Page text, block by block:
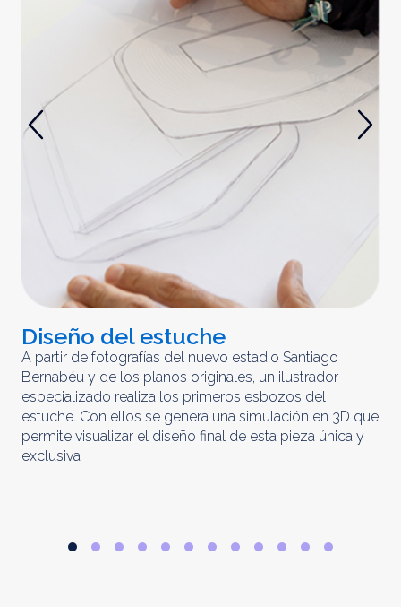
Diseño del estuche
A partir de fotografías del nuevo estadio Santiago
Bernabéu y de los planos originales, un ilustrador
especializado realiza los primeros esbozos del
estuche. Con ellos se genera una simulación en 3D que
permite visualizar el diseño final de esta pieza única y
exclusiva